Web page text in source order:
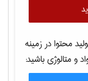
محتوا در زمینه
و متالوژیباشید: